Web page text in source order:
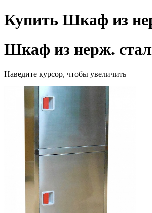
Купить Шкаф из
Шкаф из нерж.
Наведите курсор, чтобы увеличить